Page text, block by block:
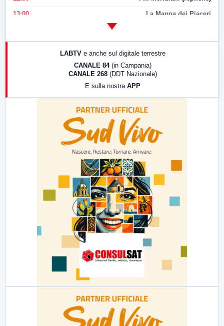
13:00 La Mappa dei Piaceri
17:00 LabNews (replica)
LABTV e anche sul digitale terrestre
CANALE 84 (in Campania)
CANALE 268 (DDT Nazionale)
E sulla nostra APP